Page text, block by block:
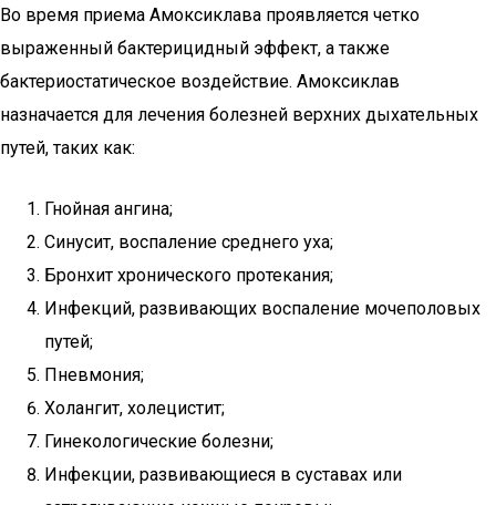
Во время приема Амоксиклава проявляется четко
выраженный бактерицидный эффект, а также
бактериостатическое воздействие. Амоксиклав
назначается для лечения болезней верхних дыхательных
путей, таких как:
Гнойная ангина;
Синусит, воспаление среднего уха;
Бронхит хронического протекания;
Инфекций, развивающих воспаление мочеполовых
путей;
Пневмония;
Холангит, холецистит;
Гинекологические болезни;
Инфекции, развивающиеся в суставах или